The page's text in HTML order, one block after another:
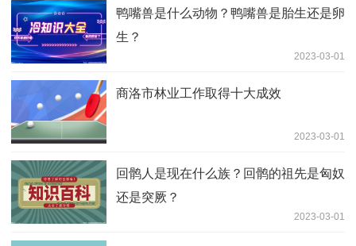
鸭嘴兽是什么动物？鸭嘴兽是胎生还是卵
生？
2023-03-01
商洛市林业工作取得十大成效
2023-03-01
回鹘人是现在什么族？回鹘的祖先是匈奴
还是突厥？
2023-03-01